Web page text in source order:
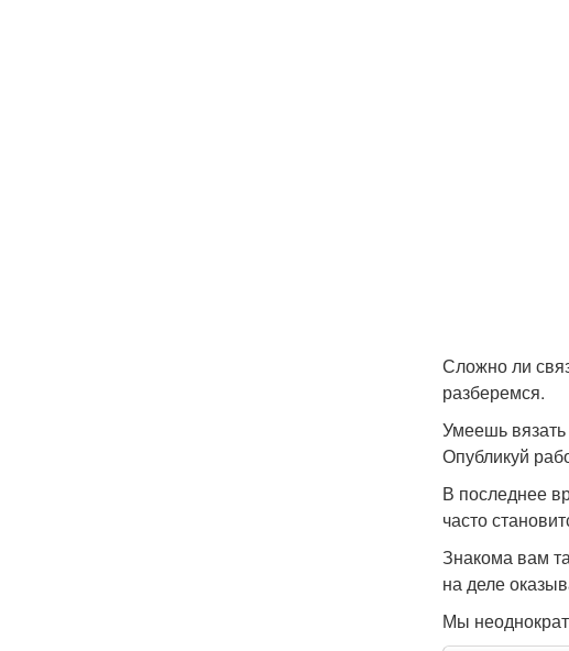
Сложно ли
разберемся.
Умеешь
Опубликуй
В последнее
часто
Знакома вам
на деле
Мы